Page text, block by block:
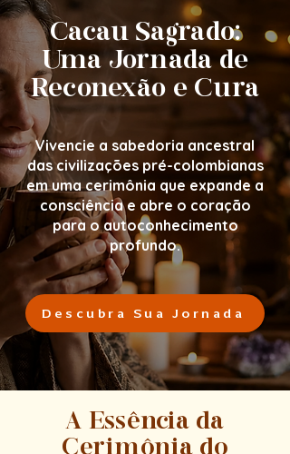
Cacau Sagrado:
Uma Jornada de
Reconexão e Cura
Vivencie a sabedoria ancestral
das civilizações pré-colombianas
em uma cerimônia que expande a
consciência e abre o coração
para o autoconhecimento
profundo.
Descubra Sua Jornada
A Essência da
Cerimônia do